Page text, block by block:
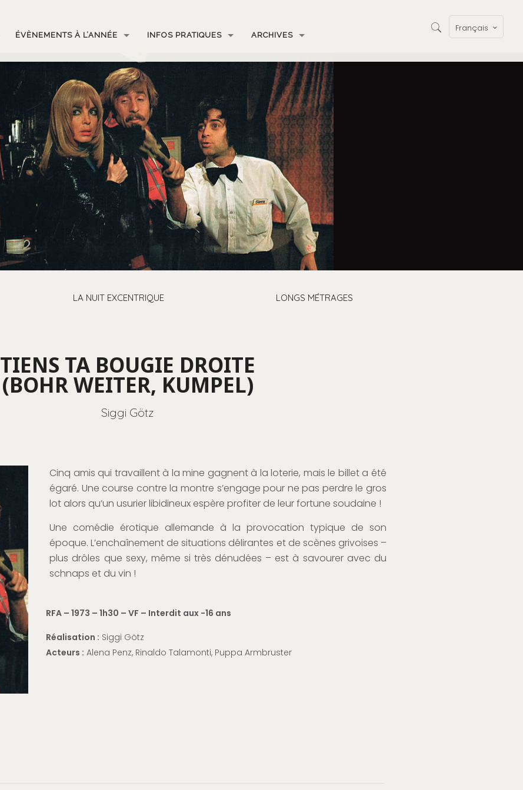
ÉVÈNEMENTS À L’ANNÉE INFOS PRATIQUES ARCHIVES
Français
LA NUIT EXCENTRIQUE LONGS MÉTRAGES
TIENS TA BOUGIE DROITE
(BOHR WEITER, KUMPEL)
Siggi Götz
Cinq amis qui travaillent à la mine gagnent à la loterie, mais le billet a été
égaré. Une course contre la montre s’engage pour ne pas perdre le gros
lot alors qu’un usurier libidineux espère profiter de leur fortune soudaine !
Une comédie érotique allemande à la provocation typique de son
époque. L’enchaînement de situations délirantes et de scènes grivoises –
plus drôles que sexy, même si très dénudées – est à savourer avec du
schnaps et du vin !
RFA – 1973 – 1h30 – VF – Interdit aux -16 ans
Réalisation : Siggi Götz
Acteurs : Alena Penz, Rinaldo Talamonti, PuppaArmbruster